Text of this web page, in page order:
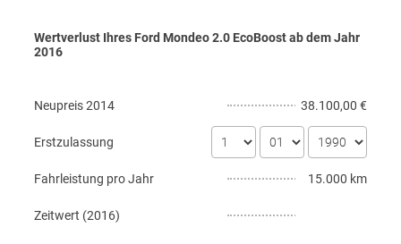
Wertverlust Ihres Ford Mondeo 2.0 EcoBoost ab dem Jahr
2016
Neupreis2014 38.100,00 €
Erstzulassung
Fahrleistung pro Jahr 15.000 km
Zeitwert (2016)